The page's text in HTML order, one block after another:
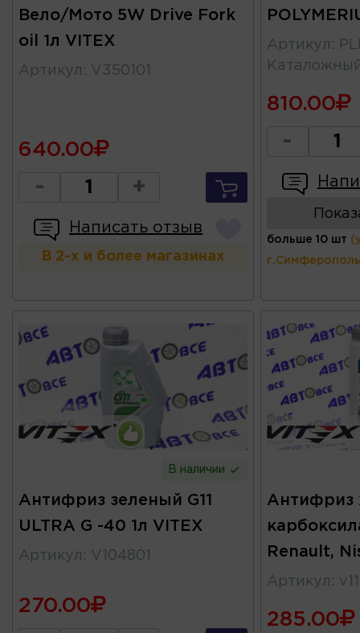
Вело/Мото 5W Drive Fork
oil 1л VITEX
Артикул : V350101
640.00
- +
Написать отзыв
В 2-х и более магазинах
Артикул :
810.00
-
больше 10 шт
В наличии
Антифриз зеленый G11
ULTRA G -40 1л VITEX
Артикул : V104801
270.00
Антифриз
Renault,
Артикул :
285.00